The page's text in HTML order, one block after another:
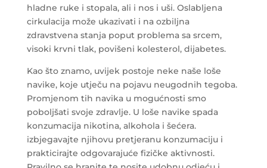
hladne ruke i stopala, ali i nos i uši. Oslabljena
cirkulacija može ukazivati i na ozbiljna
zdravstvena stanja poput problema sa srcem,
visoki krvni tlak, povišeni kolesterol, dijabetes.
Kao što znamo, uvijek postoje neke naše loše
navike, koje utječu na pojavu neugodnih tegoba.
Promjenom tih navika u mogućnosti smo
poboljšati svoje zdravlje. U loše navike spada
konzumacija nikotina, alkohola i šećera.
izbjegavajte njihovu pretjeranu konzumaciju i
prakticirajte odgovarajuće fizičke aktivnosti.